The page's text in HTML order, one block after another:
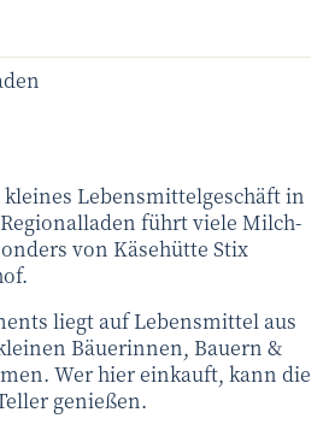
Lebensmittelgeschäft in
führt viele Milch-
von Käsehütte Stix
liegt auf Lebensmittel aus
Bäuerinnen, Bauern &
Wer hier einkauft, kann die
genießen.